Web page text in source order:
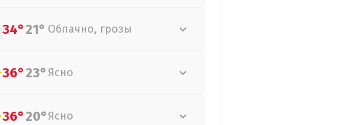
34°21° Облачно, грозы
36°23° Ясно
36°20°Ясно